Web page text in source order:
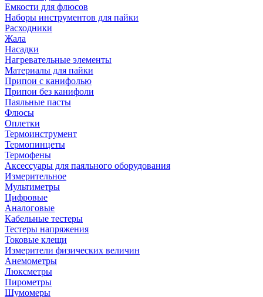
Емкости для флюсов
Наборы инструментов для пайки
Расходники
Жала
Насадки
Нагревательные элементы
Материалы для пайки
Припои с канифолью
Припои без канифоли
Паяльные пасты
Флюсы
Оплетки
Термоинструмент
Термопинцеты
Термофены
Аксессуары для паяльного оборудования
Измерительное
Мультиметры
Цифровые
Аналоговые
Кабельные тестеры
Тестеры напряжения
Токовые клещи
Измерители физических величин
Анемометры
Люксметры
Пирометры
Шумомеры